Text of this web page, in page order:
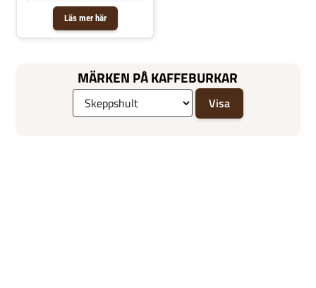
Läs mer här
26 cm 28 cm passar till Grytor 5,5
liter Grytor 7 liter Traktörpannor
28 cm Shoppa Förvaringsburkar &
MÄRKEN PÅ KAFFEBURKAR